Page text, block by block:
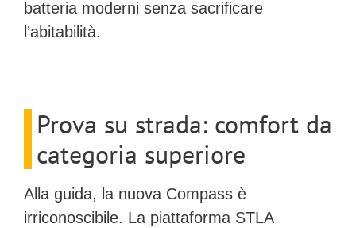
batteria moderni senza sacrificare
l’abitabilità.
Prova su strada: comfort da
categoria superiore
Alla guida, la nuova Compass è
irriconoscibile. La piattaforma STLA